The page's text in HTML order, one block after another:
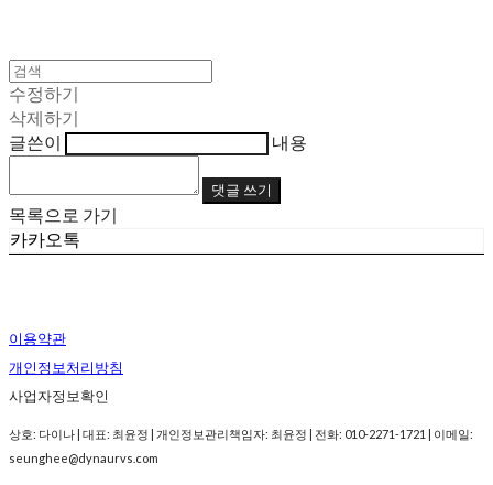
수정하기
삭제하기
글쓴이
내용
댓글 쓰기
목록으로 가기
카카오톡
이용약관
개인정보처리방침
사업자정보확인
상호: 다이나 | 대표: 최윤정 | 개인정보관리책임자: 최윤정 | 전화: 010-2271-1721 | 이메일:
seunghee@dynaurvs.com